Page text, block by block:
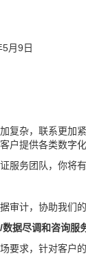
月9日
复杂，联系更加
户提供各类数字
服务团队，你将
审计，协助我们
据尽调和咨询服
要求，针对客户